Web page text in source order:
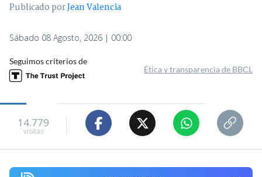
Publicado porJean Valencia
Sábado 08 Agosto, 2026 | 00:00
Seguimos criterios de
Ética y transparencia de BBCL
14.779
visitas